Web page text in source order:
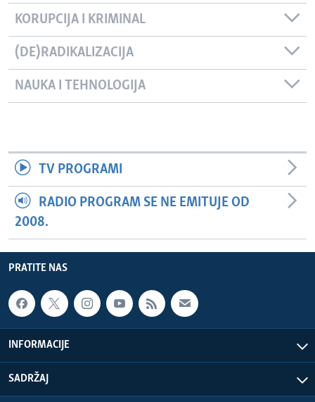
KORUPCIJA I KRIMINAL
(DE)RADIKALIZACIJA
NAUKA I TEHNOLOGIJA
TV PROGRAMI
RADIO PROGRAM SE NE EMITUJE OD
2008.
PRATITE NAS
INFORMACIJE
SADRŽAJ